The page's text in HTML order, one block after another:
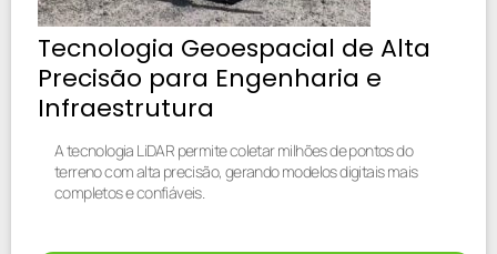
Tecnologia Geoespacial de Alta
Precisão para Engenharia e
Infraestrutura
A tecnologia LiDAR permite coletar milhões de pontos do
terreno com alta precisão, gerando modelos digitais mais
completos e confiáveis.